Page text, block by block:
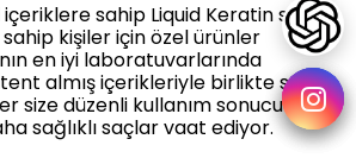
sahip Liquid Keratin serisi
kişiler için özel ürünler
en iyi laboratuvarlarında
almış içerikleriyle birlikte satışa
size düzenli kullanım sonucunda
sağlıklı saçlar vaat ediyor.